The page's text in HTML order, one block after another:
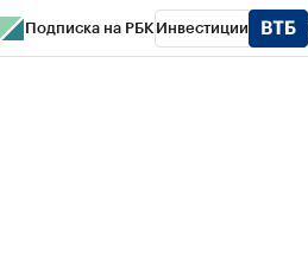
Подписка на РБК Инвестиции